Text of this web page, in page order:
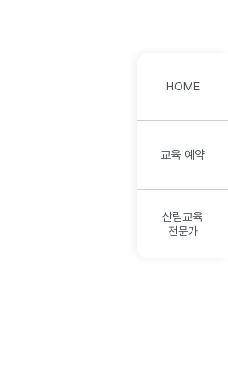
HOME
교육 예약
산림교육
전문가